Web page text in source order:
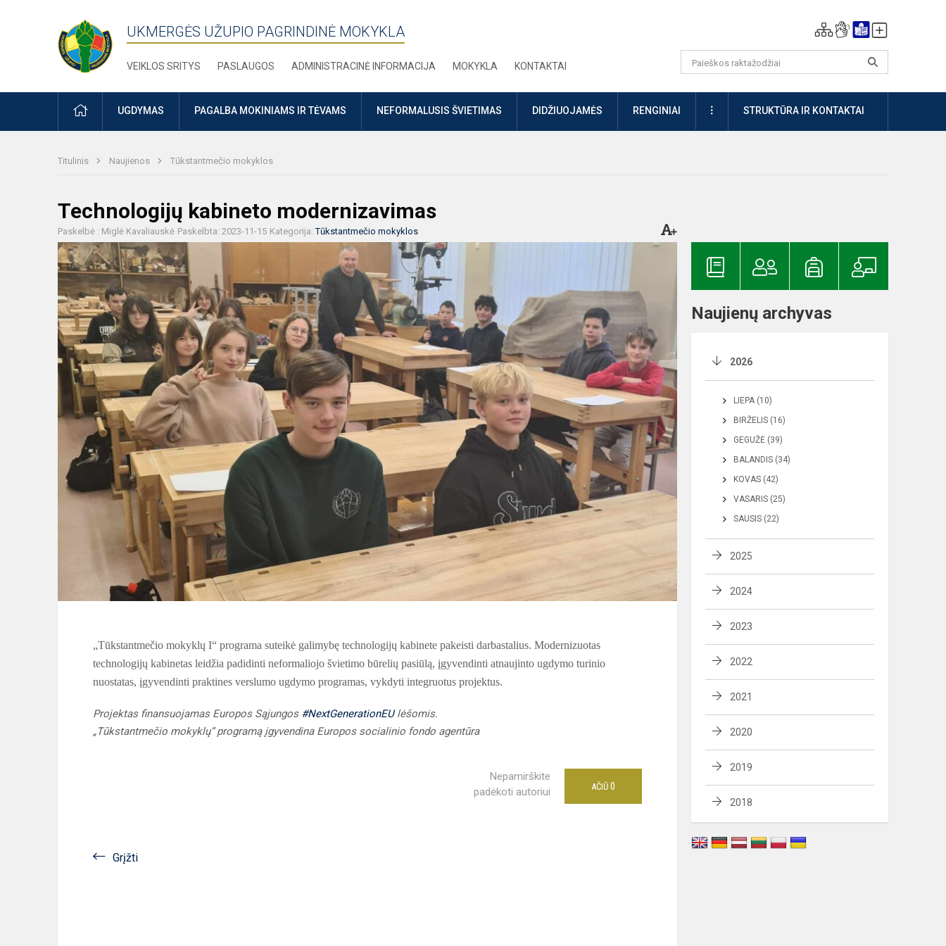
UKMERGĖS UŽUPIO PAGRINDINĖ MOKYKLA
VEIKLOS SRITYS PASLAUGOS ADMINISTRACINĖ INFORMACIJA MOKYKLA KONTAKTAI
PRADŽIAUGDYMAS PAGALBA MOKINIAMS IR TĖVAMS NEFORMALUSIS ŠVIETIMAS DIDŽIUOJAMĖS RENGINIAI DAUGIAUSTRUKTŪRA IR KONTAKTAI
Titulinis Naujienos Tūkstantmečio mokyklos
Technologijų kabineto modernizavimas
Paskelbė : Miglė Kavaliauskė Paskelbta: 2023-11-15 Kategorija:Tūkstantmečio mokyklos
„Tūkstantmečio mokyklų I“ programa suteikė galimybę technologijų kabinete pakeisti darbastalius. Modernizuotas
technologijų kabinetas leidžia padidinti neformaliojo švietimo būrelių pasiūlą, įgyvendinti atnaujinto ugdymo turinio
nuostatas, įgyvendinti praktines verslumo ugdymo programas, vykdyti integruotus projektus.
Projektas finansuojamas Europos Sąjungos #NextGenerationEUlėšomis.
„Tūkstantmečio mokyklų“ programą įgyvendina Europos socialinio fondo agentūra
Nepamirškite
padėkoti autoriui
AČIŪ 0
Grįžti
Naujienų archyvas
2026
LIEPA (10)
BIRŽELIS (16)
GEGUŽĖ (39)
BALANDIS (34)
KOVAS (42)
VASARIS (25)
SAUSIS (22)
2025
2024
2023
2022
2021
2020
2019
2018